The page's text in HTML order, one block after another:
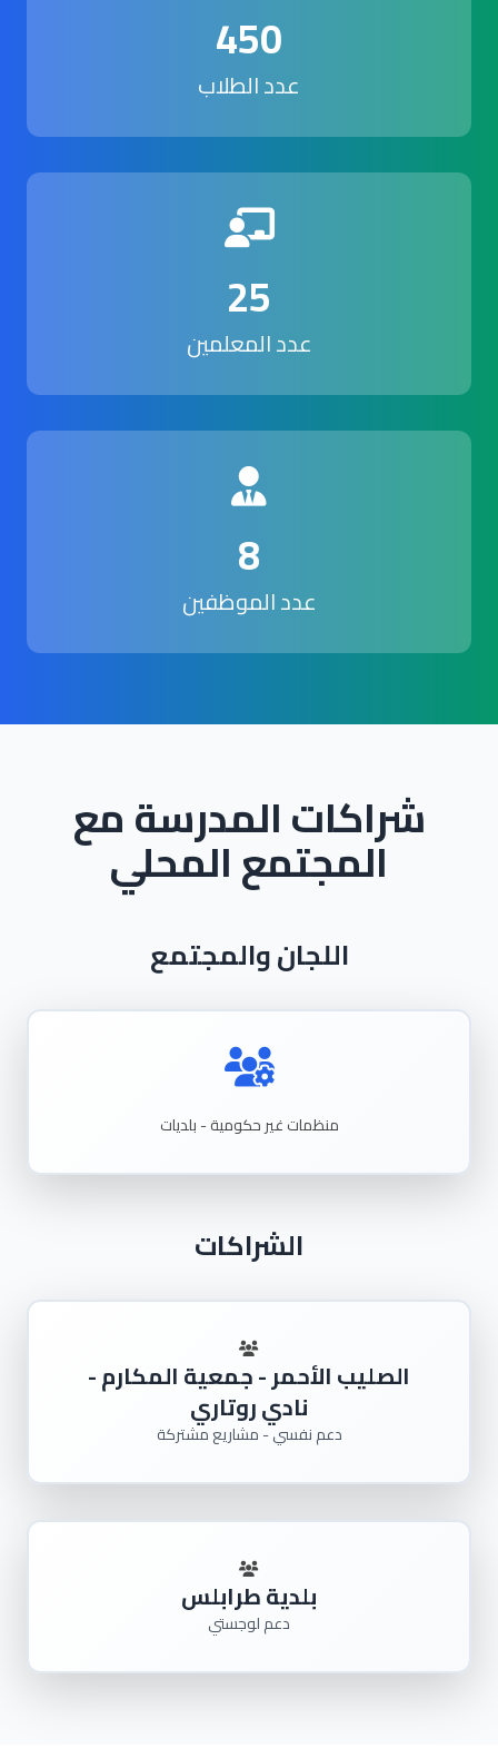
450
عدد الطلاب
25
عدد المعلمين
8
عدد الموظفين
شراكات المدرسة مع
المجتمع المحلي
اللجان والمجتمع
منظمات غير حكومية - بلديات
الشراكات
الصليب الأحمر - جمعية المكارم -
نادي روتاري
دعم نفسي - مشاريع مشتركة
بلدية طرابلس
دعم لوجستي